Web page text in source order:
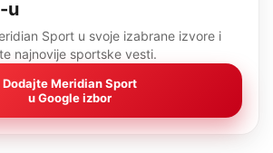
u
Sport u svoje izabrane izvore i
najnovije sportske vesti.
Dodajte Meridian Sport
u Google izbor